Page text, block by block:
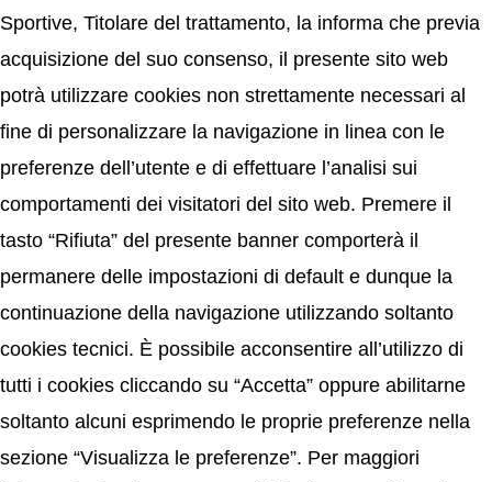
Sportive, Titolare del trattamento, la informa che previa
acquisizione del suo consenso, il presente sito web
potrà utilizzare cookies non strettamente necessari al
fine di personalizzare la navigazione in linea con le
preferenze dell’utente e di effettuare l’analisi sui
comportamenti dei visitatori del sito web. Premere il
tasto “Rifiuta” del presente banner comporterà il
permanere delle impostazioni di default e dunque la
continuazione della navigazione utilizzando soltanto
cookies tecnici. È possibile acconsentire all’utilizzo di
tutti i cookies cliccando su “Accetta” oppure abilitarne
soltanto alcuni esprimendo le proprie preferenze nella
sezione “Visualizza le preferenze”. Per maggiori